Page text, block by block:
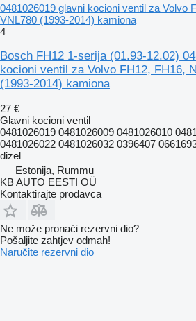
0481026019 glavni kocioni ventil za Volvo
VNL780 (1993-2014) kamiona
4
Bosch FH12 1-serija (01.93-12.02)
kocioni ventil za Volvo FH12, FH16,
(1993-2014) kamiona
27 €
Glavni kocioni ventil
0481026019 0481026009 0481026010
0481026022 0481026032 0396407
dizel
Estonija, Rummu
KB AUTO EESTI OÜ
Kontaktirajte prodavca
Ne može pronaći rezervni dio?
Pošaljite zahtjev odmah!
Naručite rezervni dio